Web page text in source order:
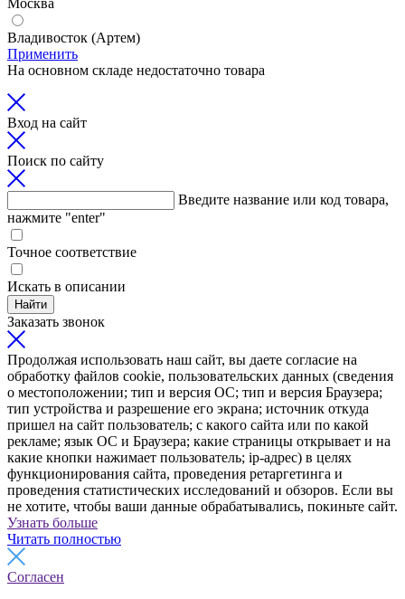
Москва
Владивосток (Артем)
Применить
На основном складе недостаточно товара
Вход на сайт
Поиск по сайту
Введите название или код товара,
нажмите "enter"
Точное соответствие
Искать в описании
Найти
Заказать звонок
Продолжая использовать наш сайт, вы даете согласие на
обработку файлов cookie, пользовательских данных (сведения
о местоположении; тип и версия ОС; тип и версия Браузера;
тип устройства и разрешение его экрана; источник откуда
пришел на сайт пользователь; с какого сайта или по какой
рекламе; язык ОС и Браузера; какие страницы открывает и на
какие кнопки нажимает пользователь; ip-адрес) в целях
функционирования сайта, проведения ретаргетинга и
проведения статистических исследований и обзоров. Если вы
не хотите, чтобы ваши данные обрабатывались, покиньте сайт.
Узнать больше
Читать полностью
Согласен